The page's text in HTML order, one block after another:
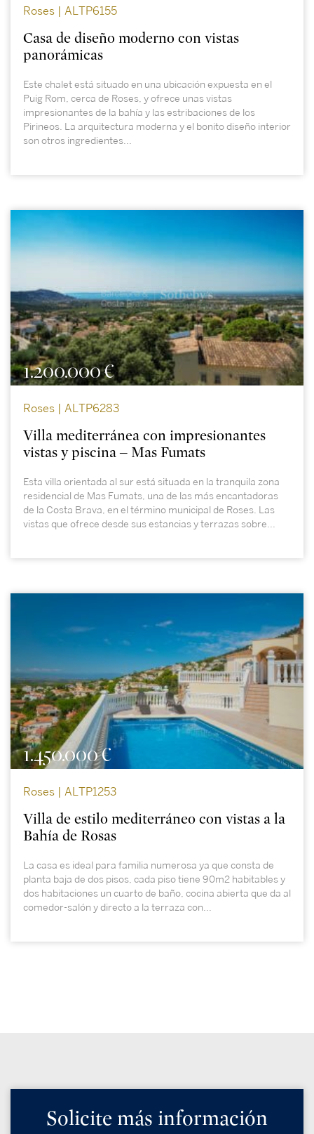
Roses | ALTP6155
Casa de diseño moderno con vistas
panorámicas
Este chalet está situado en una ubicación expuesta en el
Puig Rom, cerca de Roses, y ofrece unas vistas
impresionantes de la bahía y las estribaciones de los
Pirineos. La arquitectura moderna y el bonito diseño interior
son otros ingredientes...
1.200.000 €
Roses | ALTP6283
Villa mediterránea con impresionantes
vistas y piscina – Mas Fumats
Esta villa orientada al sur está situada en la tranquila zona
residencial de Mas Fumats, una de las más encantadoras
de la Costa Brava, en el término municipal de Roses. Las
vistas que ofrece desde sus estancias y terrazas sobre...
1.450.000 €
Roses | ALTP1253
Villa de estilo mediterráneo con vistas a la
Bahía de Rosas
La casa es ideal para familia numerosa ya que consta de
planta baja de dos pisos, cada piso tiene 90m2 habitables y
dos habitaciones un cuarto de baño, cocina abierta que da al
comedor-salón y directo a la terraza con...
Solicite más información